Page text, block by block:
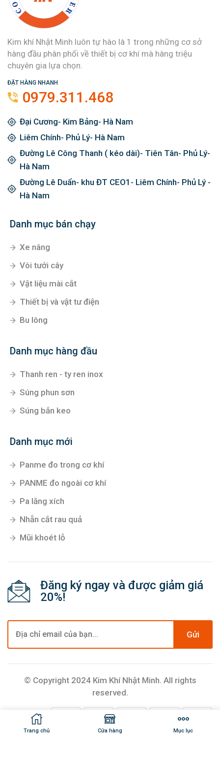
Trang chủ Cửa hàng Mục lục
Kim khí Nhật Minh luôn tự hào là 1 trong những cơ sở
hàng đầu phân phối về thiết bị cơ khí mà hàng triệu
chuyên gia lựa chọn.
ĐẶT HÀNG NHANH
0979.311.468
Đại Cương- Kim Bảng- Hà Nam
Liêm Chính- Phủ Lý- Hà Nam
Đường Lê Công Thanh ( kéo dài)- Tiên Tân- Phủ Lý-
Hà Nam
Đường Lê Duẩn- khu ĐT CEO1- Liêm Chính- Phủ Lý -
Hà Nam
Danh mục bán chạy
Xe nâng
Vòi tưới cây
Vật liệu mài cắt
Thiết bị và vật tư điện
Bu lông
Danh mục hàng đầu
Thanh ren - ty ren inox
Súng phun sơn
Súng bắn keo
Danh mục mới
Panme đo trong cơ khí
PANME đo ngoài cơ khí
Pa lăng xích
Nhẵn cắt rau quả
Mũi khoét lỗ
Đăng ký ngay và được giảm giá
20%!
Gửi
© Copyright 2024 Kim Khí Nhật Minh. All rights
reserved.